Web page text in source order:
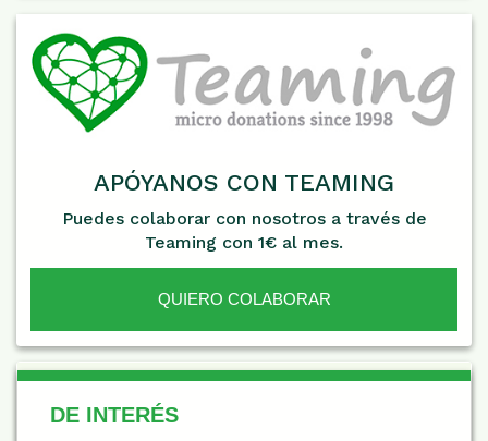
APÓYANOS CON TEAMING
Puedes colaborar con nosotros a través de
Teaming con 1€ al mes.
QUIERO COLABORAR
De Interés
DE INTERÉS